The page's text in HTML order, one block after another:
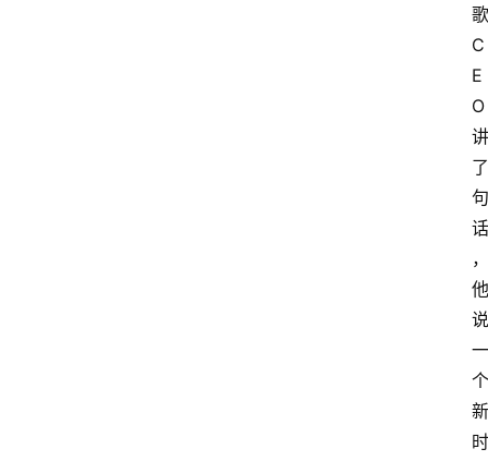
歌
C
E
O
讲
了
句
话
，
他
说
一
个
新
时